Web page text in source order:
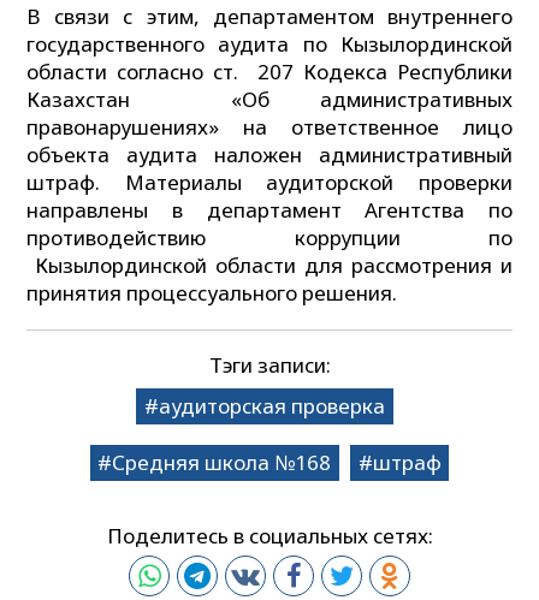
В связи с этим, департаментом внутреннего
государственного аудита по Кызылординской
области согласно ст. 207 Кодекса Республики
Казахстан «Об административных
правонарушениях» на ответственное лицо
объекта аудита наложен административный
штраф. Материалы аудиторской проверки
направлены в департамент Агентства по
противодействию коррупции по
Кызылординской области для рассмотрения и
принятия процессуального решения.
Тэги записи:
аудиторская проверка
Средняя школа №168 штраф
Поделитесь в социальных сетях: